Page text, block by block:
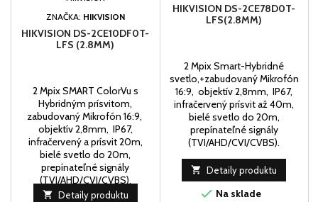
ZNAČKA: HIKVISION
HIKVISION DS-2CE10DF0T-
LFS (2.8MM)
2 Mpix SMART ColorVu s
Hybridným prísvitom,
zabudovaný Mikrofón 16:9,
objektív 2,8mm, IP67,
infračervený a prísvit 20m,
bielé svetlo do 20m,
prepínateľné signály
(TVI/AHD/CVI/CVBS).
 Detaily produktu
HIKVISION DS-2CE78D0T-
LFS(2.8MM)
2 Mpix Smart-Hybridné
svetlo,+zabudovaný Mikrofón
16:9, objektív 2,8mm, IP67,
infračervený prísvit až 40m,
bielé svetlo do 20m,
prepínateľné signály
(TVI/AHD/CVI/CVBS).
 Detaily produktu
 Na sklade